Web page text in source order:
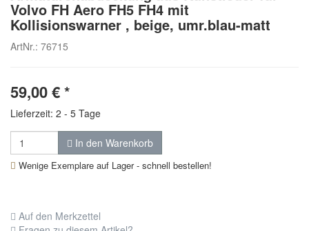
Volvo FH Aero FH5 FH4 mit
Kollisionswarner , beige, umr.blau-matt
ArtNr.: 76715
59,00€*
Lieferzeit: 2 - 5 Tage
In den Warenkorb
Wenige Exemplare auf Lager - schnell bestellen!
Auf den Merkzettel